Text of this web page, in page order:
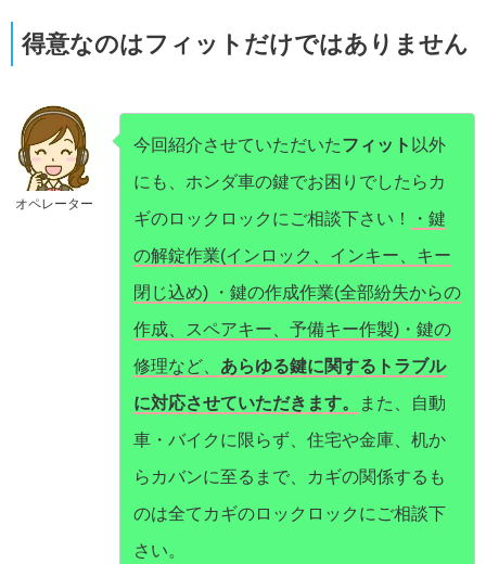
得意なのはフィットだけではありません
オペレーター
今回紹介させていただいたフィット 以外
にも、ホンダ車の鍵でお困りでしたらカ
ギのロックロックにご相談下さい！
・鍵
の解錠作業(インロック、インキー、キー
閉じ込め) ・鍵の作成作業(全部紛失からの
作成、スペアキー、予備キー作製)・鍵の
修理など、 あらゆる鍵に関するトラブル
に対応させていただきます。
また、自動
車・バイクに限らず、住宅や金庫、机か
らカバンに至るまで、カギの関係するも
のは全てカギのロックロックにご相談下
さい。